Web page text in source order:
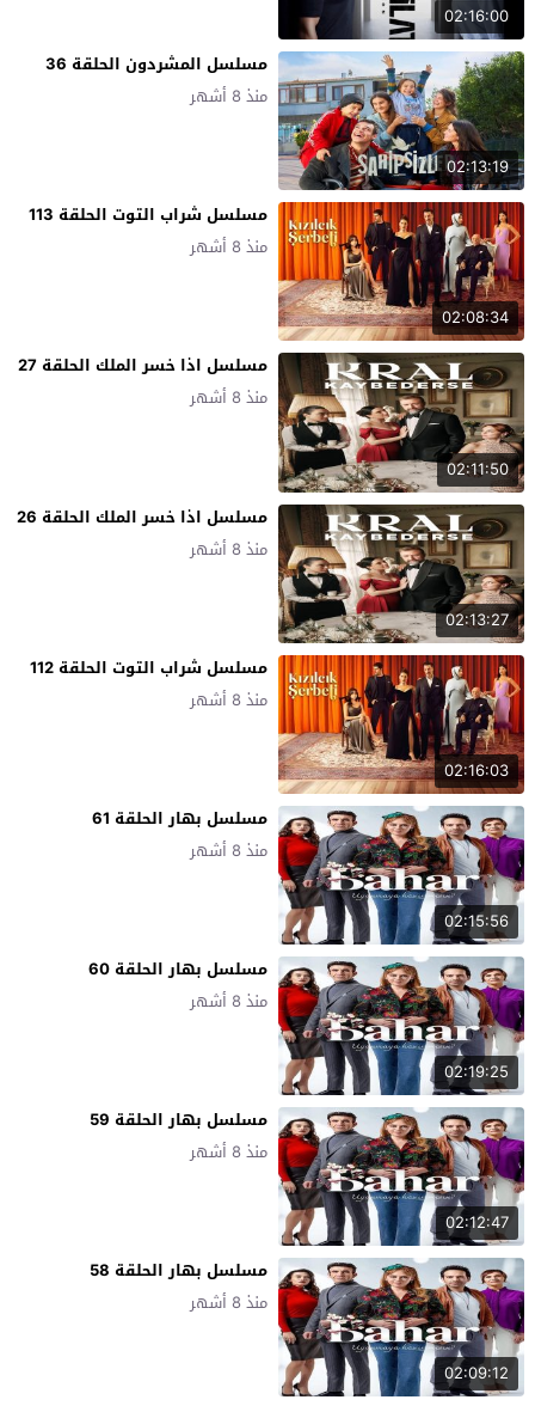
02:16:00
02:13:19
مسلسل المشردون الحلقة 36
منذ 8 أشهر
02:08:34
مسلسل شراب التوت الحلقة 113
منذ 8 أشهر
02:11:50
مسلسل اذا خسر الملك الحلقة 27
منذ 8 أشهر
02:13:27
مسلسل اذا خسر الملك الحلقة 26
منذ 8 أشهر
02:16:03
مسلسل شراب التوت الحلقة 112
منذ 8 أشهر
02:15:56
مسلسل بهار الحلقة 61
منذ 8 أشهر
02:19:25
مسلسل بهار الحلقة 60
منذ 8 أشهر
02:12:47
مسلسل بهار الحلقة 59
منذ 8 أشهر
02:09:12
مسلسل بهار الحلقة 58
منذ 8 أشهر